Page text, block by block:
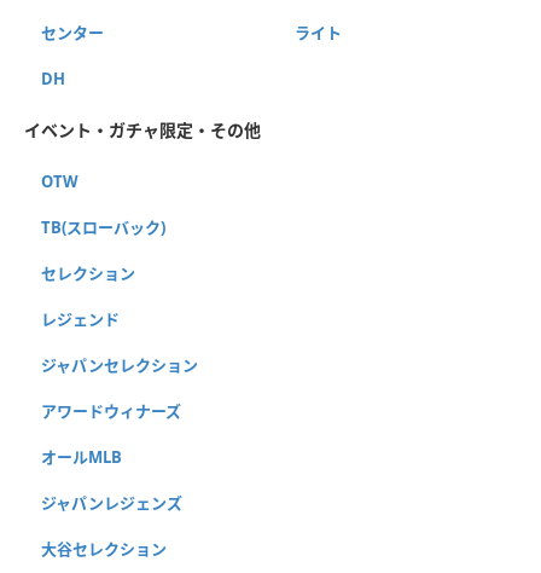
センター ライト
DH
イベント・ガチャ限定・その他
OTW
TB(スローバック)
セレクション
レジェンド
ジャパンセレクション
アワードウィナーズ
オールMLB
ジャパンレジェンズ
大谷セレクション